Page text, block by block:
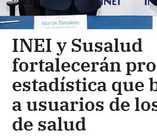
INEI y Susalud
fortalecerán
estadística que
a usuarios de
de salud